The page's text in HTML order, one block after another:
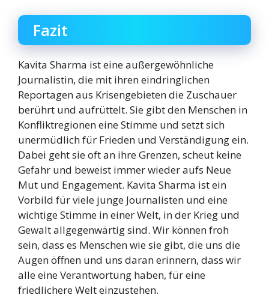
Fazit
Kavita Sharma ist eine außergewöhnliche
Journalistin, die mit ihren eindringlichen
Reportagen aus Krisengebieten die Zuschauer
berührt und aufrüttelt. Sie gibt den Menschen in
Konfliktregionen eine Stimme und setzt sich
unermüdlich für Frieden und Verständigung ein.
Dabei geht sie oft an ihre Grenzen, scheut keine
Gefahr und beweist immer wieder aufs Neue
Mut und Engagement. Kavita Sharma ist ein
Vorbild für viele junge Journalisten und eine
wichtige Stimme in einer Welt, in der Krieg und
Gewalt allgegenwärtig sind. Wir können froh
sein, dass es Menschen wie sie gibt, die uns die
Augen öffnen und uns daran erinnern, dass wir
alle eine Verantwortung haben, für eine
friedlichere Welt einzustehen.